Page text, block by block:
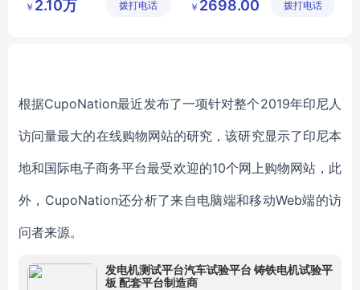
有限公司
￥ 2.10万 拨打电话
展有限公
￥ 2698.00 拨打电话
根据CupoNation最近发布了一项针对整个2019年印尼人
访问量最大的在线购物网站的研究，该研究显示了印尼本
地和国际电子商务平台最受欢迎的10个网上购物网站，此
外，CupoNation还分析了来自电脑端和移动Web端的访
问者来源。
发电机测试平台汽车试验平台 铸铁电机试验平
板 配套平台制造商